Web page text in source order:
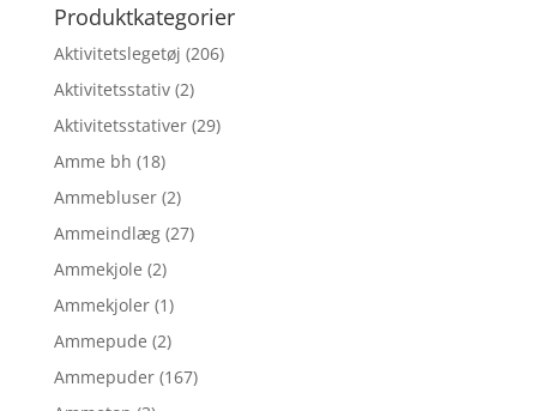
Produktkategorier
Aktivitetslegetøj (206)
Aktivitetsstativ (2)
Aktivitetsstativer (29)
Amme bh (18)
Ammebluser (2)
Ammeindlæg (27)
Ammekjole (2)
Ammekjoler (1)
Ammepude (2)
Ammepuder (167)